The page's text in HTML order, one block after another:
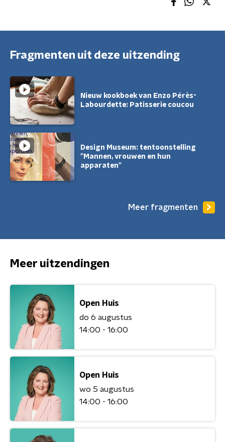
Fragmenten uit deze uitzending
Nieuw kookboek van Enzo Pérès-
Labourdette: Patisserie coucou
Design Museum: tentoonstelling
''Mannen, vrouwen en hun
apparaten''
Meer fragmenten
Meer uitzendingen
Open Huis
do 6 augustus
14:00 - 16:00
Open Huis
wo 5 augustus
14:00 - 16:00